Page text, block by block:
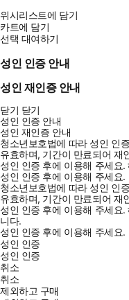
위시리스트에 담기
카트에 담기
선택 대여하기
성인 인증 안내
성인 재인증 안내
닫기 닫기
성인 인증 안내
성인 재인증 안내
청소년보호법에 따라 성인 인
유효하며, 기간이 만료되어 재
성인 인증 후에 이용해 주세요.
성인 인증 후에 이용해 주세요.
청소년보호법에 따라 성인 인
유효하며, 기간이 만료되어 재
성인 인증 후에 이용해 주세요.
니다.
성인 인증 후에 이용해 주세요.
성인 인증
성인 인증
취소
취소
제외하고 구매